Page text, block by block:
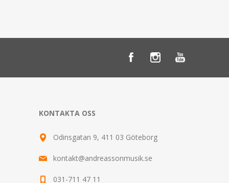
KONTAKTA OSS
Odinsgatan 9, 411 03 Göteborg
kontakt@andreassonmusik.se
031-711 47 11